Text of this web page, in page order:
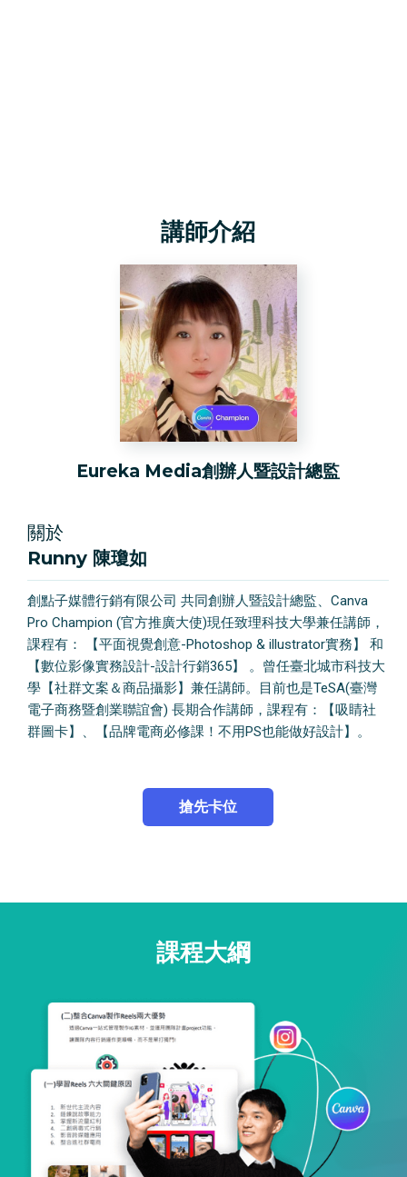
講師介紹
Eureka Media創辦人暨設計總監
關於
Runny 陳瓊如
創點⼦媒體⾏銷有限公司 共同創辦人暨設計總監、Canva
Pro Champion (官方推廣大使)現任致理科技大學兼任講師，
課程有： 【平面視覺創意-Photoshop & illustrator實務】 和
【數位影像實務設計-設計行銷365】 。曾任臺北城市科技大
學【社群文案＆商品攝影】兼任講師。目前也是TeSA(臺灣
電子商務暨創業聯誼會) 長期合作講師，課程有：【吸睛社
群圖卡】、【品牌電商必修課！不用PS也能做好設計】。
搶先卡位
課程大綱